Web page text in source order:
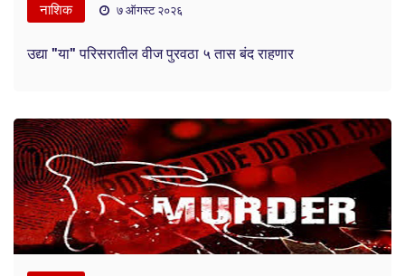
नाशिक ७ ऑगस्ट २०२६
उद्या "या" परिसरातील वीज पुरवठा ५ तास बंद राहणार